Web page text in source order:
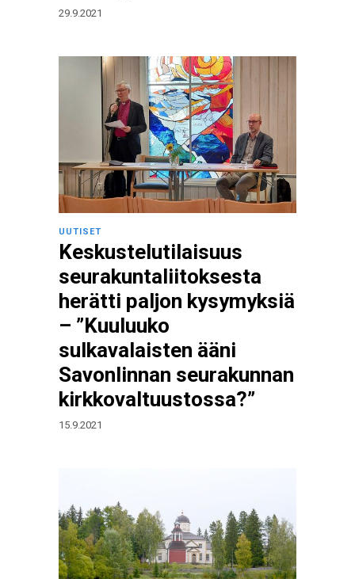
29.9.2021
UUTISET
Keskustelutilaisuus
seurakuntaliitoksesta
herätti paljon kysymyksiä
– ”Kuuluuko
sulkavalaisten ääni
Savonlinnan seurakunnan
kirkkovaltuustossa?”
15.9.2021